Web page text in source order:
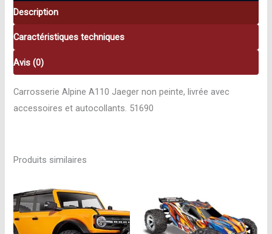
Description
Caractéristiques techniques
Avis (0)
Carrosserie Alpine A110 Jaeger non peinte, livrée avec
accessoires et autocollants. 51690
Produits similaires